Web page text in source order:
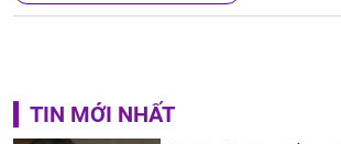
TIN MỚI NHẤT